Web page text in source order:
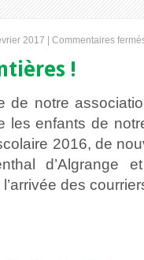
2017 | Commentaires
!
de notre
enfants de
2016, de
d’Algrange
des